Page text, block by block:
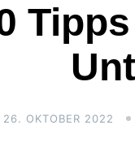
26. OKTOBER 2022